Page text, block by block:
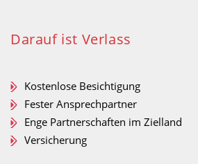
Darauf ist Verlass
Kostenlose Besichtigung
Fester Ansprechpartner
Enge Partnerschaften im Zielland
Versicherung